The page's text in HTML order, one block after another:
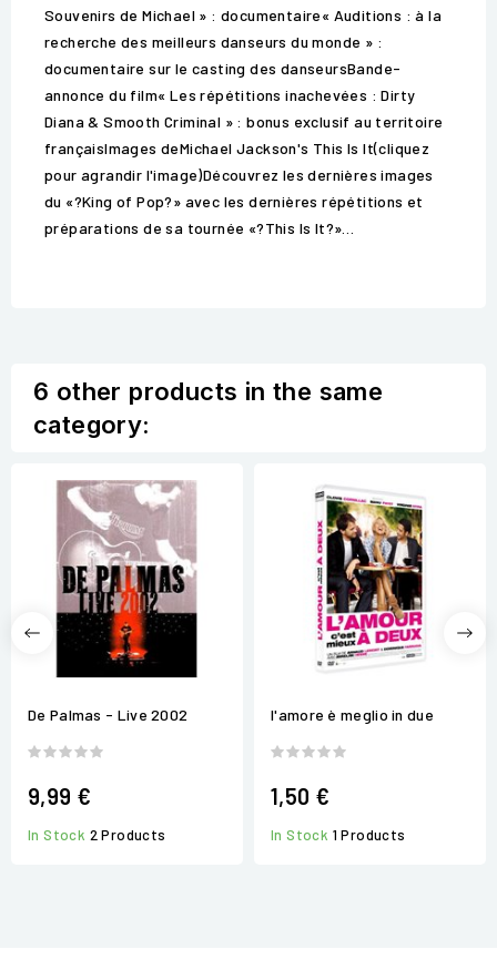
Souvenirs de Michael » : documentaire« Auditions : à la
recherche des meilleurs danseurs du monde » :
documentaire sur le casting des danseursBande-
annonce du film« Les répétitions inachevées : Dirty
Diana & Smooth Criminal » : bonus exclusif au territoire
françaisImages deMichael Jackson's This Is It(cliquez
pour agrandir l'image)Découvrez les dernières images
du «?King of Pop?» avec les dernières répétitions et
préparations de sa tournée «?This Is It?»…
6 other products in the same
category:
De Palmas - Live 2002
9,99 €
In Stock 2 Products
l'amore è meglio in due
1,50 €
In Stock 1 Products